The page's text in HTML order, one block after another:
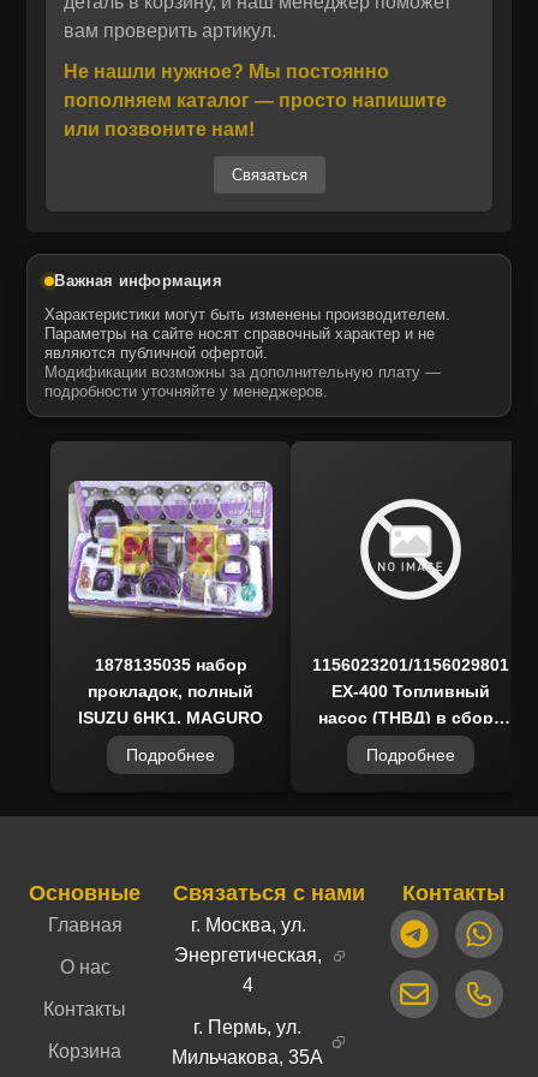
Даю своё согласие на обработку персональных данных.
Политика конфиденциальности
106067‑6251, 1060676251, 106671‑6452,
1066716452, 1156033343, 115603‑3343.
Производитель – ZEXEL, известный
поставщик надёжных топливных систем.
Запчасти поставляются компанией MTK,
официальным дистрибьютором ITR USCO в
России. Продукция MTK полностью
совместимость с оригинальными агрегатами,
и ресурса, а также доступна со складской
доставкой и гарантией качества.
вам проверить артикул.
Не нашли нужное? Мы постоянно
пополняем каталог — просто напишите
или позвоните нам!
Связаться
Важная информация
Характеристики могут быть изменены производителем.
Параметры на сайте носят справочный характер и не
являются публичной офертой.
Модификации возможны за дополнительную плату —
подробности уточняйте у менеджеров.
1878135035 набор
прокладок, полный
ISUZU 6HK1, MAGURO
Подробнее
1156023201/1156029801
EX-400 Топливный
насос (ТНВД) в сборе
Подробнее
Основные
Главная
О нас
Контакты
Корзина
Связаться с нами
г. Москва, ул.
Энергетическая,
4
г. Пермь, ул.
Мильчакова, 35А
Контакты